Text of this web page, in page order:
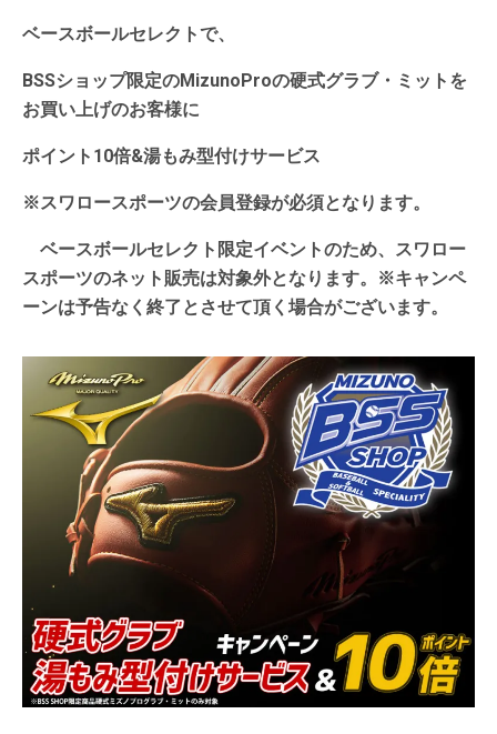
ベースボールセレクトで、
BSSショップ限定のMizunoProの硬式グラブ・ミットを
お買い上げのお客様に
ポイント10倍&湯もみ型付けサービス
※スワロースポーツの会員登録が必須となります。
ベースボールセレクト限定イベントのため、 スワロー
スポーツのネット販売は対象外となります。※キャンペ
ーンは予告なく終了とさせて頂く場合がございます。